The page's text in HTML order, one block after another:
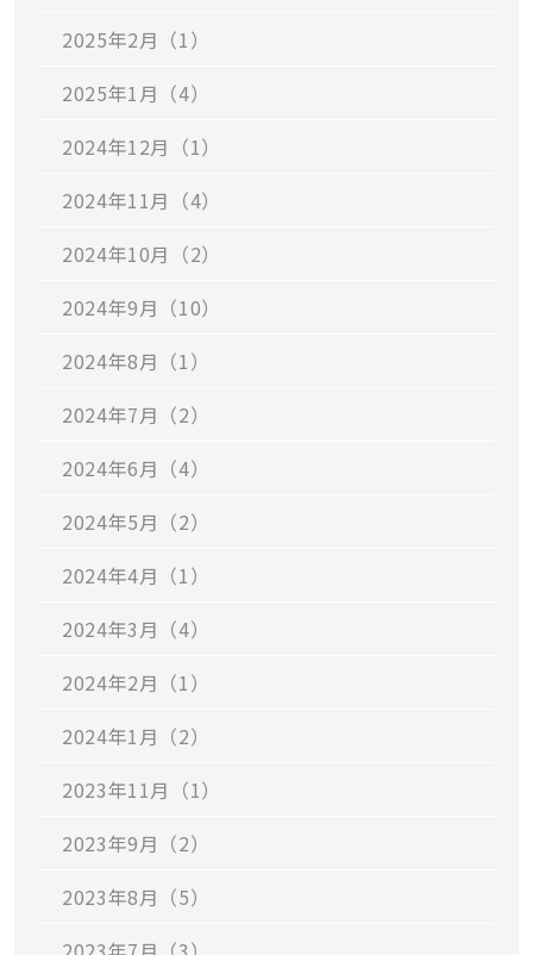
2025年2月（1）
2025年1月（4）
2024年12月（1）
2024年11月（4）
2024年10月（2）
2024年9月（10）
2024年8月（1）
2024年7月（2）
2024年6月（4）
2024年5月（2）
2024年4月（1）
2024年3月（4）
2024年2月（1）
2024年1月（2）
2023年11月（1）
2023年9月（2）
2023年8月（5）